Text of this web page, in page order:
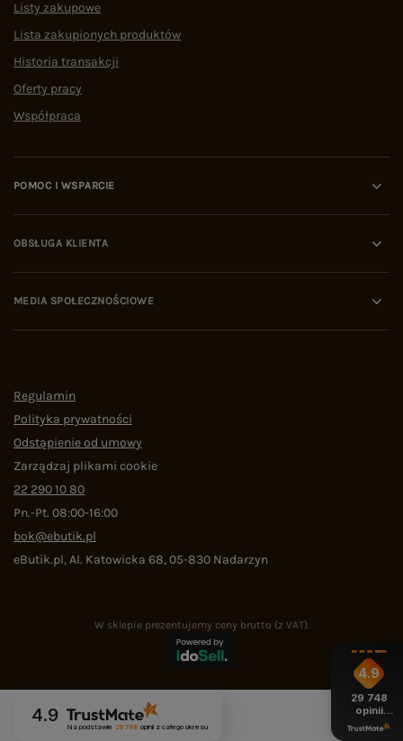
Listy zakupowe
Lista zakupionych produktów
Historia transakcji
Oferty pracy
Współpraca
POMOC I WSPARCIE
OBSŁUGA KLIENTA
MEDIA SPOŁECZNOŚCIOWE
Regulamin
Polityka prywatności
Odstąpienie od umowy
Zarządzaj plikami cookie
22 290 10 80
Pn.-Pt. 08:00-16:00
bok@ebutik.pl
eButik.pl,Al. Katowicka 68,05-830 Nadarzyn
W sklepie prezentujemy ceny brutto (z VAT).
4.9
Na podstawie 29 748 opinii z całego okresu
4.9
29 748
opinii
z całego